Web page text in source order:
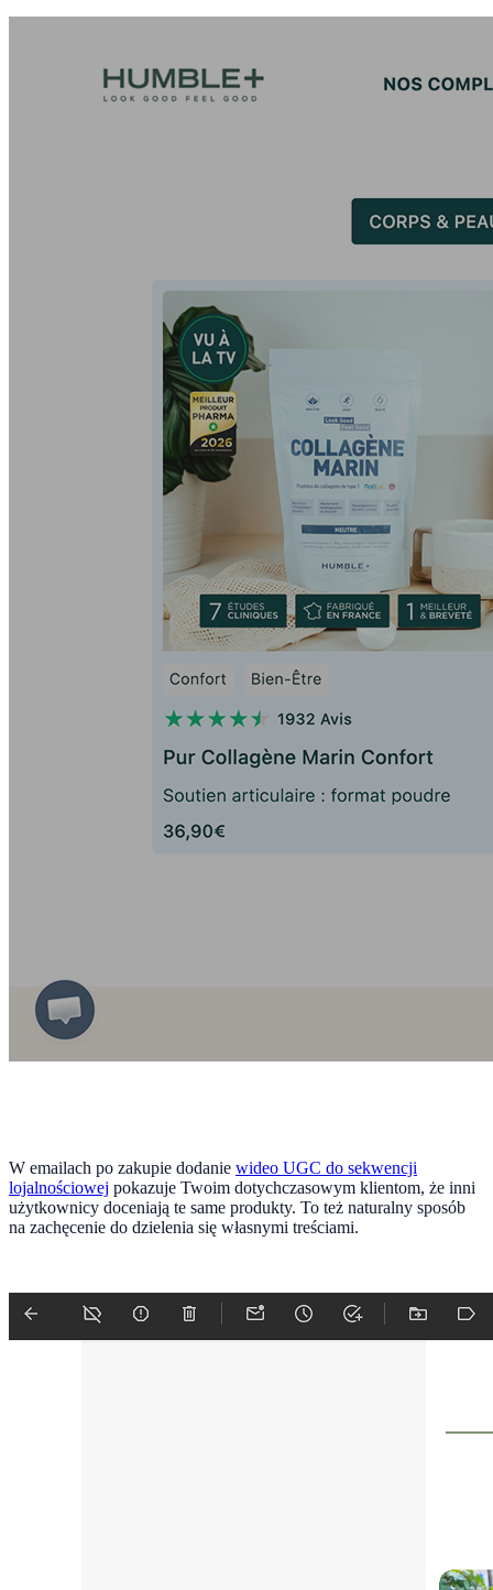
W emailach po zakupie dodanie wideo UGC do sekwencji
lojalnościowej pokazuje Twoim dotychczasowym klientom, że inni
użytkownicy doceniają te same produkty. To też naturalny sposób
na zachęcenie do dzielenia się własnymi treściami.